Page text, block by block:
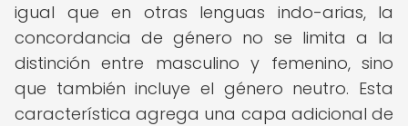
igual que en otras lenguas indo-arias, la
concordancia de género no se limita a la
distinción entre masculino y femenino, sino
que también incluye el género neutro. Esta
característica agrega una capa adicional de